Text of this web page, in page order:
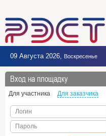
09 Августа 2026, Воскресенье
Вход на площадку
Для участника Для заказчика
Логин
Пароль